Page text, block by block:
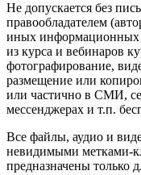
Не допускается без
правообладателем
иных информационных
из курса и вебинаров
фотографирование,
размещение или
или частично в СМИ,
мессенджерах и т.п.
Все файлы, аудио и
невидимыми метками-
предназначены только